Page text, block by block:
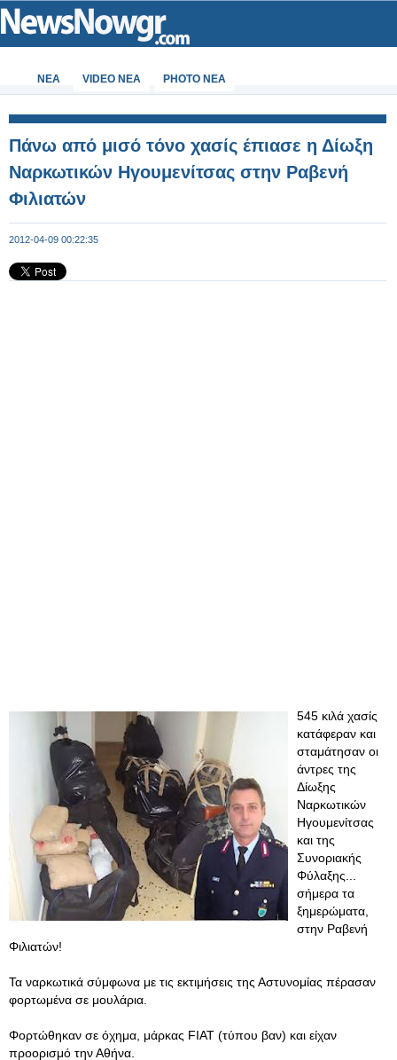
ΝΕΑ VIDEO NEA PHOTO NEA
Πάνω από μισό τόνο χασίς έπιασε η Δίωξη
Ναρκωτικών Ηγουμενίτσας στην Ραβενή
Φιλιατών
2012-04-09 00:22:35
545 κιλά χασίς
κατάφεραν και
σταμάτησαν οι
άντρες της
Δίωξης
Ναρκωτικών
Ηγουμενίτσας
και της
Συνοριακής
Φύλαξης...
σήμερα τα
ξημερώματα,
στην Ραβενή
Φιλιατών!
Τα ναρκωτικά σύμφωνα με τις εκτιμήσεις της Αστυνομίας πέρασαν
φορτωμένα σε μουλάρια.
Φορτώθηκαν σε όχημα, μάρκας FIAT (τύπου βαν) και είχαν
προορισμό την Αθήνα.